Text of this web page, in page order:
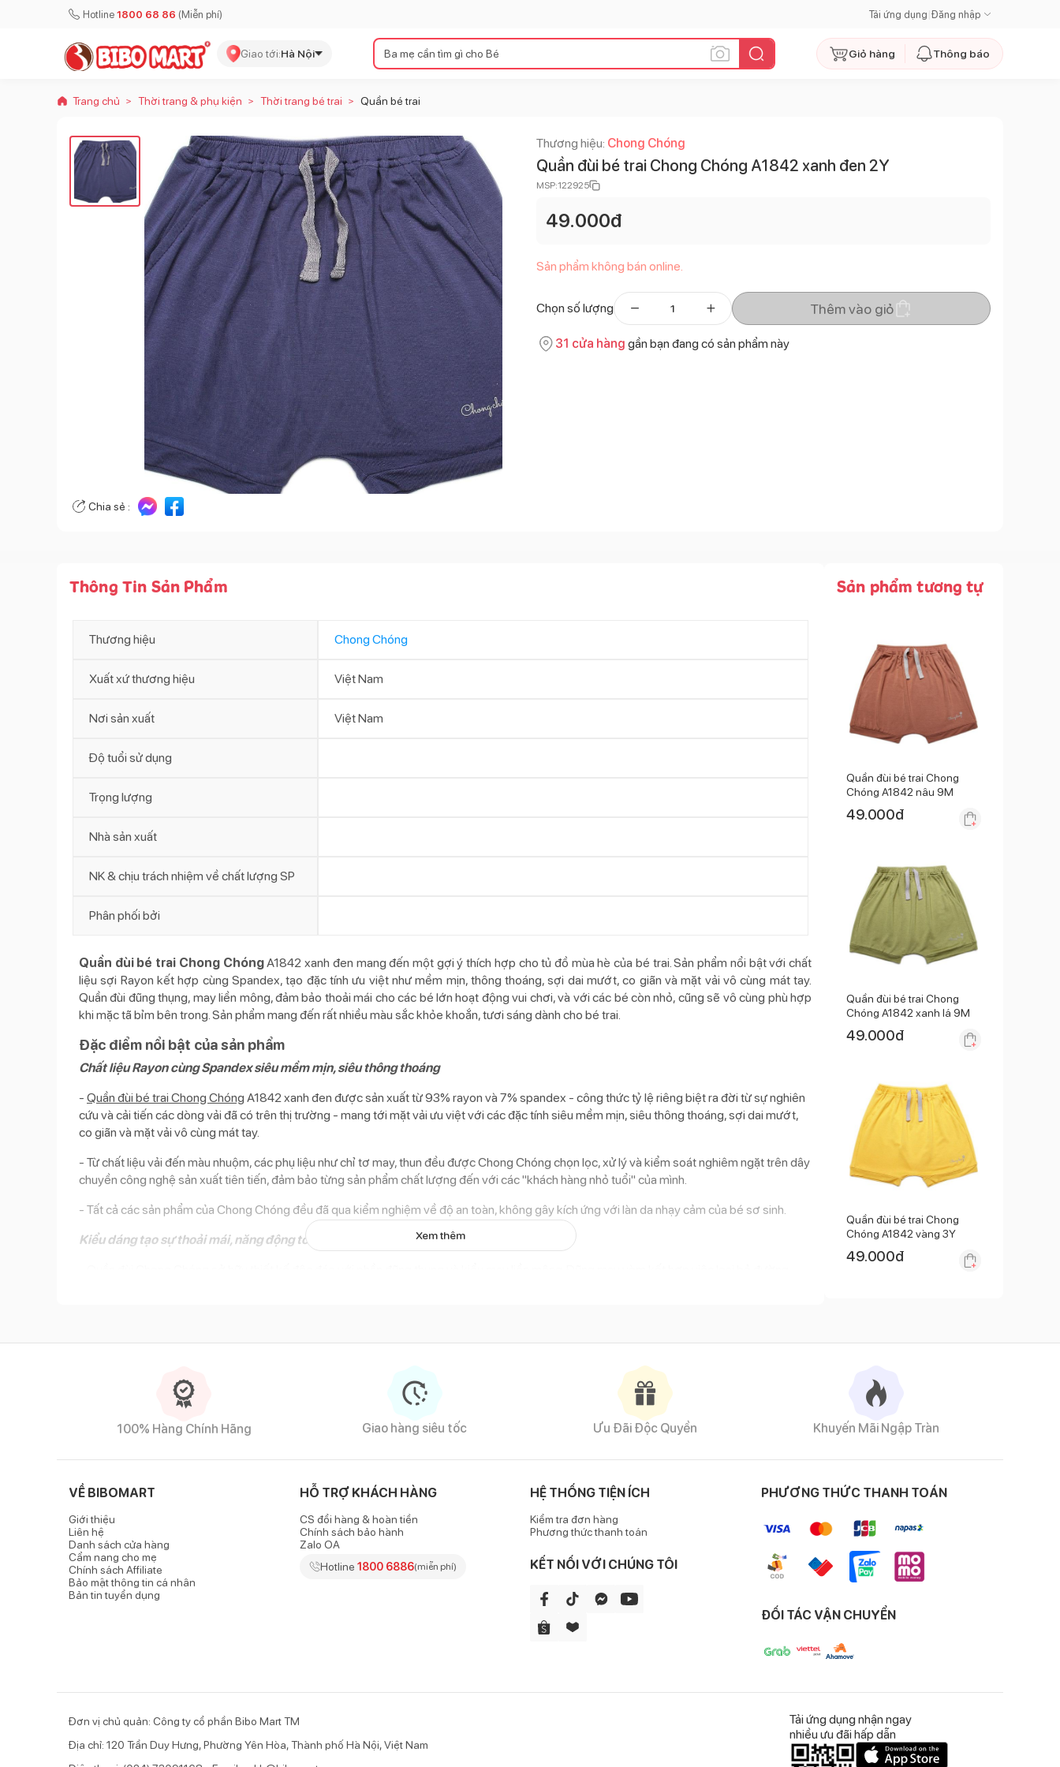
Hotline 1800 68 86 (Miễn phí) Tải ứng dụng Đăng nhập
Giao tới:Hà Nội Giỏ hàng Thông báo
Trang chủ > Thời trang & phụ kiện > Thời trang bé trai > Quần bé trai
Chia sẻ :
Thương hiệu: Chong Chóng
Quần đùi bé trai Chong Chóng A1842 xanh đen 2Y
MSP:122925
49.000đ
Sản phẩm không bán online.
Chọn số lượng Thêm vào giỏ
31 cửa hàng gần bạn đang có sản phẩm này
Thông Tin Sản Phẩm
Thương hiệu Chong Chóng
Xuất xứ thương hiệu Việt Nam
Nơi sản xuất Việt Nam
Độ tuổi sử dụng
Trọng lượng
Nhà sản xuất
NK & chịu trách nhiệm về chất lượng SP
Phân phối bởi
Quần đùi bé trai Chong ChóngA1842 xanh đen mang đến một gợi ý thích hợp cho tủ đồ mùa hè của bé trai. Sản phẩm nổi bật với chất
liệu sợi Rayon kết hợp cùng Spandex, tạo đặc tính ưu việt như mềm mịn, thông thoáng, sợi dai mướt, co giãn và mặt vải vô cùng mát tay.
Quần đùi đũng thụng, may liền mông, đảm bảo thoải mái cho các bé lớn hoạt động vui chơi, và với các bé còn nhỏ, cũng sẽ vô cùng phù hợp
khi mặc tã bỉm bên trong. Sản phẩm mang đến rất nhiều màu sắc khỏe khoắn, tươi sáng dành cho bé trai.
Đặc điểm nổi bật của sản phẩm
Chất liệu Rayon cùng Spandex siêu mềm mịn, siêu thông thoáng
- Quần đùi bé trai Chong Chóng A1842 xanh đen được sản xuất từ 93% rayon và 7% spandex - công thức tỷ lệ riêng biệt ra đời từ sự nghiên
cứu và cải tiến các dòng vải đã có trên thị trường - mang tới mặt vải ưu việt với các đặc tính siêu mềm mịn, siêu thông thoáng, sợi dai mướt,
co giãn và mặt vải vô cùng mát tay.
- Từ chất liệu vải đến màu nhuộm, các phụ liệu như chỉ tơ may, thun đều được Chong Chóng chọn lọc, xử lý và kiểm soát nghiêm ngặt trên dây
chuyền công nghệ sản xuất tiên tiến, đảm bảo từng sản phẩm chất lượng đến với các "khách hàng nhỏ tuổi" của mình.
- Tất cả các sản phẩm của Chong Chóng đều đã qua kiểm nghiệm về độ an toàn, không gây kích ứng với làn da nhạy cảm của bé sơ sinh.
Kiểu dáng tạo sự thoải mái, năng động tối ưu
Xem thêm
Sản phẩm tương tự
Quần đùi bé trai Chong
Chóng A1842 nâu 9M
49.000đ
Quần đùi bé trai Chong
Chóng A1842 xanh lá 9M
49.000đ
Quần đùi bé trai Chong
Chóng A1842 vàng 3Y
49.000đ
100% Hàng Chính Hãng Giao hàng siêu tốc Ưu Đãi Độc Quyền Khuyến Mãi Ngập Tràn
VỀ BIBOMART
Giới thiệu
Liên hệ
Danh sách cửa hàng
Cẩm nang cho mẹ
Chính sách Affiliate
Bảo mật thông tin cá nhân
Bản tin tuyển dụng
HỖ TRỢ KHÁCH HÀNG
CS đổi hàng & hoàn tiền
Chính sách bảo hành
Zalo OA
Hotline 1800 6886(miễn phí)
HỆ THỐNG TIỆN ÍCH
Kiểm tra đơn hàng
Phương thức thanh toán
KẾT NỐI VỚI CHÚNG TÔI
PHƯƠNG THỨC THANH TOÁN
ĐỐI TÁC VẬN CHUYỂN
Đơn vị chủ quản: Công ty cổ phần Bibo Mart TM
Địa chỉ: 120 Trần Duy Hưng, Phường Yên Hòa, Thành phố Hà Nội, Việt Nam
Tải ứng dụng nhận ngay
nhiều ưu đãi hấp dẫn